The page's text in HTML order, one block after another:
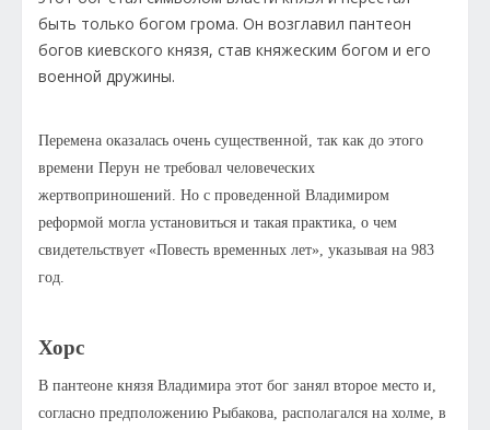
быть только богом грома. Он возглавил пантеон
богов киевского князя, став княжеским богом и его
военной дружины.
Перемена оказалась очень существенной, так как до этого
времени Перун не требовал человеческих
жертвоприношений. Но с проведенной Владимиром
реформой могла установиться и такая практика, о чем
свидетельствует «Повесть временных лет», указывая на 983
год.
Хорс
В пантеоне князя Владимира этот бог занял второе место и,
согласно предположению Рыбакова, располагался на холме, в